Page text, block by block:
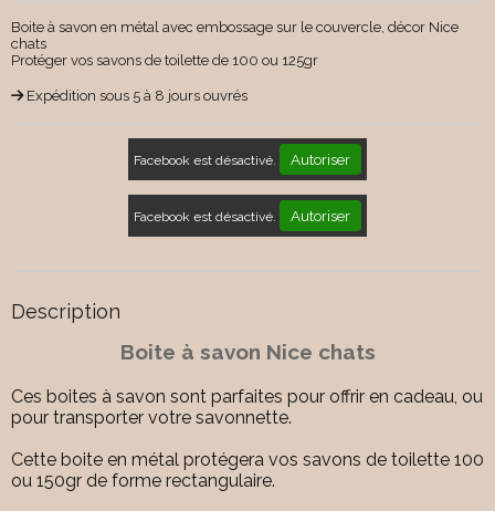
Boite à savon en métal avec embossage sur le couvercle, décor Nice
chats
Protéger vos savons de toilette de 100 ou 125gr
Expédition sous 5 à 8 jours ouvrés
Facebook est désactivé. Autoriser
Facebook est désactivé. Autoriser
Description
Boite à savon Nice chats
Ces boites à savon sont parfaites pour offrir en cadeau, ou
pour transporter votre savonnette.
Cette boite en métal protégera vos savons de toilette 100
ou 150gr de forme rectangulaire.